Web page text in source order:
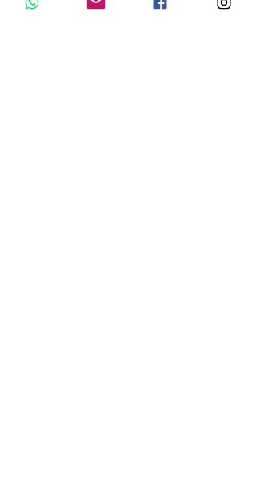
haciendo clic en el siguiente enlace: 👇👇